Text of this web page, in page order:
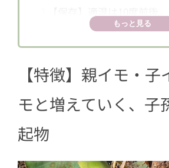
るなら皮ごとがおすすめ
4【栄養・効果】高血圧、
の予防に
5 【食べ方】定番は煮物や汁
ケやポテトサラダにも
もっと見る
【特徴】親イモ・子
モと増えていく、子
起物